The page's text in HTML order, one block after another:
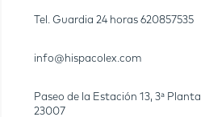
Tel. Guardia 24 horas 620857535
info@hispacolex.com
Paseo de la Estación 13, 3ª Planta
23007